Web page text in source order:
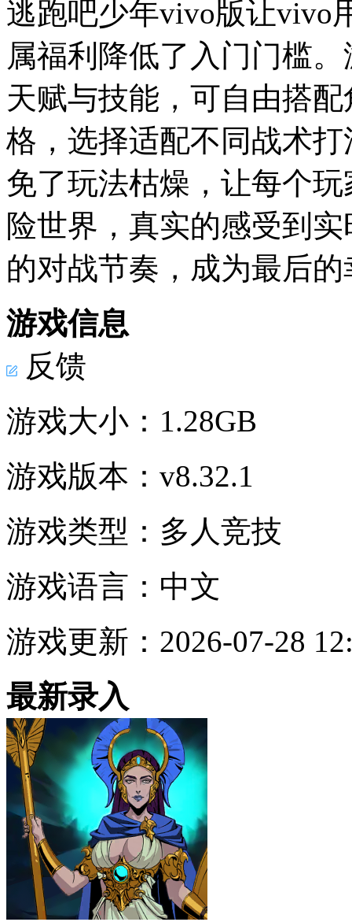
逃跑吧少年vivo版让vivo
属福利降低了入门门槛
天赋与技能，可自由搭
格，选择适配不同战术
免了玩法枯燥，让每个
险世界，真实的感受到
的对战节奏，成为最后
游戏信息
反馈
游戏大小： 1.28GB
游戏版本： v8.32.1
游戏类型： 多人竞技
游戏语言： 中文
游戏更新： 2026-07-28
最新录入